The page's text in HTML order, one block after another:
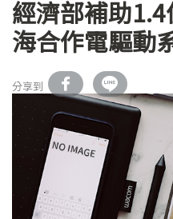
經濟部補助
海合作電驅動
分享到